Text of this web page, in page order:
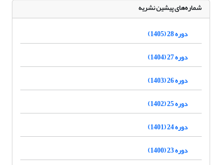
شماره‌های پیشین نشریه
دوره 28 (1405)
دوره 27 (1404)
دوره 26 (1403)
دوره 25 (1402)
دوره 24 (1401)
دوره 23 (1400)